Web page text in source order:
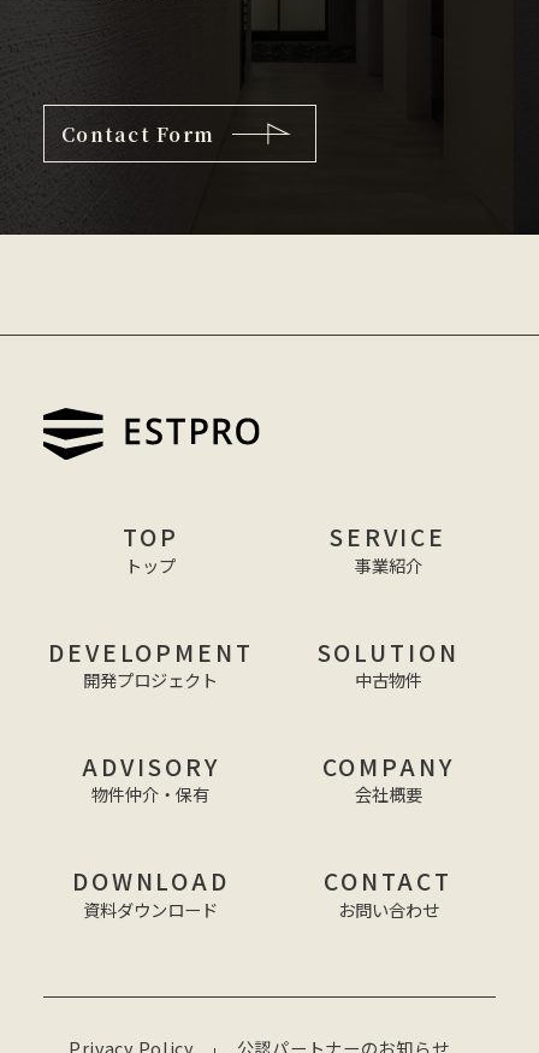
Contact Form
TOP
トップ
SERVICE
事業紹介
DEVELOPMENT
開発プロジェクト
SOLUTION
中古物件
ADVISORY
物件仲介・保有
COMPANY
会社概要
DOWNLOAD
資料ダウンロード
CONTACT
お問い合わせ
Privacy Policy 公認パートナーのお知らせ